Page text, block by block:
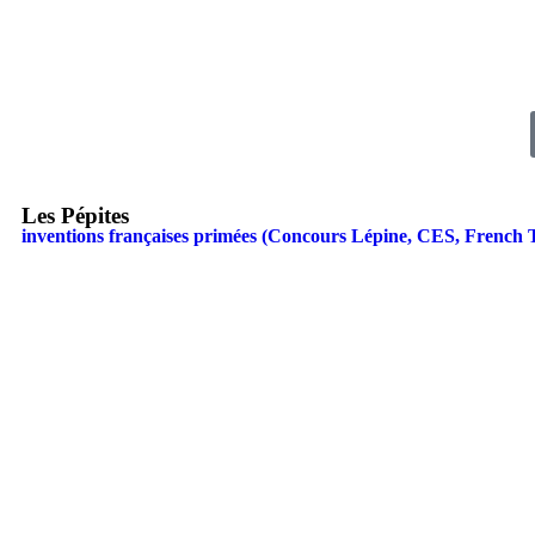
Les Pépites
inventions françaises primées (Concours Lépine, CES, French